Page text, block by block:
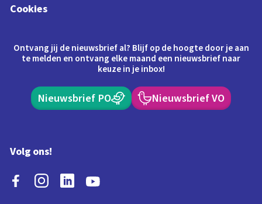
Cookies
Ontvang jij de nieuwsbrief al? Blijf op de hoogte door je aan
te melden en ontvang elke maand een nieuwsbrief naar
keuze in je inbox!
Nieuwsbrief PO Nieuwsbrief VO
Volg ons!